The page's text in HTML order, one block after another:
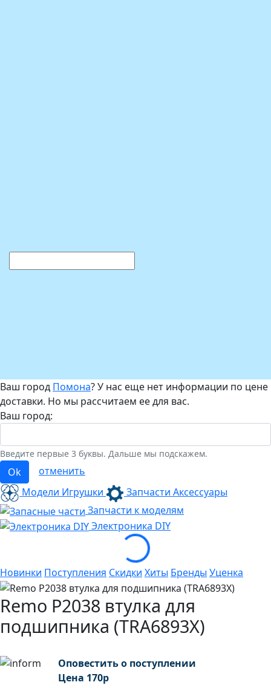
Ваш город Помона? У нас еще нет информации по цене
доставки. Но мы рассчитаем ее для вас.
Ваш город:
Введите первые 3 буквы. Дальше мы подскажем.
Ok
отменить
Модели Игрушки
Запчасти Аксессуары
Запчасти к моделям
Электроника DIY
Loading...
Новинки Поступления Скидки Хиты Бренды Уценка
Remo P2038 втулка для
подшипника (TRA6893X)
Оповестить о поступлении
Цена 170р